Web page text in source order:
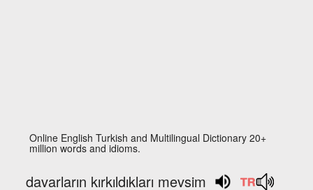
Online English Turkish and Multilingual Dictionary 20+
million words and idioms.
davarların kırkıldıkları mevsim